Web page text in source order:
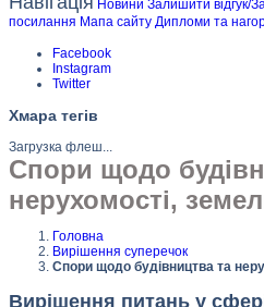
Новини Залишити відгук/
посилання Мапа сайту Дипломи та
Facebook
Instagram
Twitter
Хмара тегів
Загрузка флеш...
Спори щодо
нерухомості,
Головна
Вирішення суперечок
Спори щодо будівництва та
Вирішення питань у